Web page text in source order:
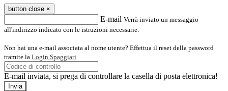
button close ×
E-mail Verrà inviato un messaggio
all'indirizzo indicato con le istruzioni necessarie.
Non hai una e-mail associata al nome utente? Effettua il reset della password
tramite la Login Spaggiari
E-mail inviata, si prega di controllare la casella di posta elettronica!